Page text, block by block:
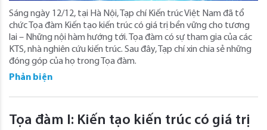
Sáng ngày 12/12, tại Hà Nội, Tạp chí Kiến trúc Việt Nam đã tổ
chức Tọa đàm Kiến tạo kiến trúc có giá trị bền vững cho tương
lai – Những nội hàm hướng tới. Tọa đàm có sự tham gia của các
KTS, nhà nghiên cứu kiến trúc. Sau đây, Tạp chí xin chia sẻ những
đóng góp của họ trong Tọa đàm.
Phản biện
Tọa đàm I: Kiến tạo kiến trúc có giá trị